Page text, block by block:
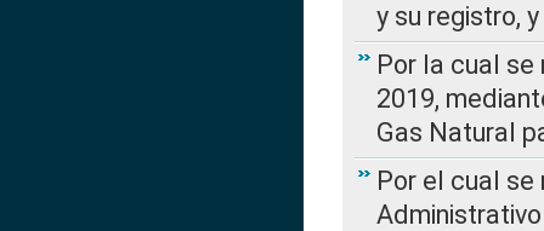
y su registro,
Por la cual
2019,
Gas Natural
Por el cual